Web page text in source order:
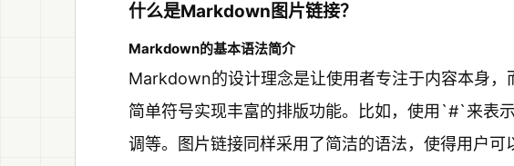
什么是Markdown图片链接？
Markdown的基本语法简介
Markdown的设计理念是让使用者专注于内容本身，
简单符号实现丰富的排版功能。比如，使用`#`来表
调等。图片链接同样采用了简洁的语法，使得用户可